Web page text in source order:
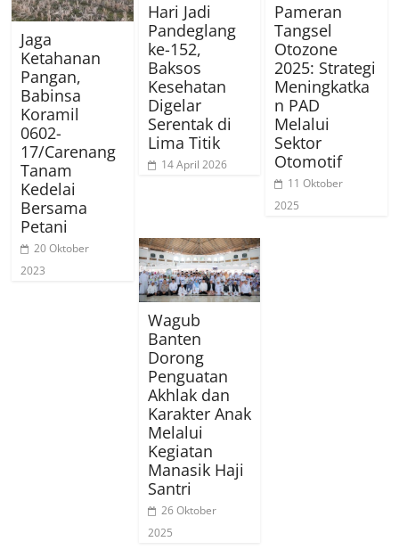
Jaga
Ketahanan
Pangan,
Babinsa
Koramil
0602-
17/Carenang
Tanam
Kedelai
Bersama
Petani
20 Oktober
2023
Hari Jadi
Pandeglang
ke-152,
Baksos
Kesehatan
Digelar
Serentak di
Lima Titik
14 April 2026
Pameran
Tangsel
Otozone
2025: Strategi
Meningkatka
n PAD
Melalui
Sektor
Otomotif
11 Oktober
2025
Wagub
Banten
Dorong
Penguatan
Akhlak dan
Karakter Anak
Melalui
Kegiatan
Manasik Haji
Santri
26 Oktober
2025